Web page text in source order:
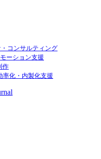
コンサルティング
ーション支援
作
率化・内製化支援